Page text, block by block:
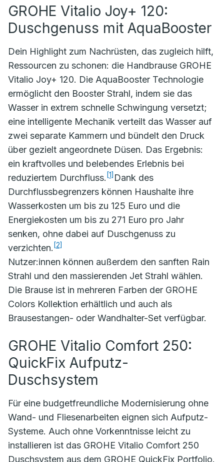
GROHE Vitalio Joy+ 120:
Duschgenuss mit AquaBooster
Dein Highlight zum Nachrüsten, das zugleich hilft,
Ressourcen zu schonen: die Handbrause GROHE
Vitalio Joy+ 120. Die AquaBooster Technologie
ermöglicht den Booster Strahl, indem sie das
Wasser in extrem schnelle Schwingung versetzt;
eine intelligente Mechanik verteilt das Wasser auf
zwei separate Kammern und bündelt den Druck
über gezielt angeordnete Düsen. Das Ergebnis:
ein kraftvolles und belebendes Erlebnis bei
reduziertem Durchfluss. [1] Dank des
Durchflussbegrenzers können Haushalte ihre
Wasserkosten um bis zu 125 Euro und die
Energiekosten um bis zu 271 Euro pro Jahr
senken, ohne dabei auf Duschgenuss zu
verzichten. [2]
Nutzer:innen können außerdem den sanften Rain
Strahl und den massierenden Jet Strahl wählen.
Die Brause ist in mehreren Farben der GROHE
Colors Kollektion erhältlich und auch als
Brausestangen- oder Wandhalter-Set verfügbar.
GROHE Vitalio Comfort 250:
QuickFix Aufputz-
Duschsystem
Für eine budgetfreundliche Modernisierung ohne
Wand- und Fliesenarbeiten eignen sich Aufputz-
Systeme. Auch ohne Vorkenntnisse leicht zu
installieren ist das GROHE Vitalio Comfort 250
Duschsystem aus dem GROHE QuickFix Portfolio.